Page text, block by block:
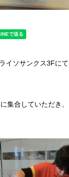
イソサンクス3Fに
集合していただき